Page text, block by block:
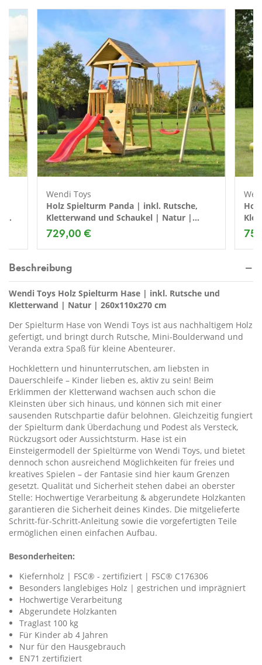
Wendi Toys
Holz Spielturm Panda | inkl. Rutsche,
Kletterwand und Schaukel | Natur |
290x270x270 cm
729,00 €
Beschreibung
Wendi Toys Holz Spielturm Hase | inkl. Rutsche und
Kletterwand | Natur | 260x110x270 cm
Der Spielturm Hase von Wendi Toys ist aus nachhaltigem Holz
gefertigt, und bringt durch Rutsche, Mini-Boulderwand und
Veranda extra Spaß für kleine Abenteurer.
Hochklettern und hinunterrutschen, am liebsten in
Dauerschleife – Kinder lieben es, aktiv zu sein! Beim
Erklimmen der Kletterwand wachsen auch schon die
Kleinsten über sich hinaus, und können sich mit einer
sausenden Rutschpartie dafür belohnen. Gleichzeitig fungiert
der Spielturm dank Überdachung und Podest als Versteck,
Rückzugsort oder Aussichtsturm. Hase ist ein
Einsteigermodell der Spieltürme von Wendi Toys, und bietet
dennoch schon ausreichend Möglichkeiten für freies und
kreatives Spielen – der Fantasie sind hier kaum Grenzen
gesetzt. Qualität und Sicherheit stehen dabei an oberster
Stelle: Hochwertige Verarbeitung & abgerundete Holzkanten
garantieren die Sicherheit deines Kindes. Die mitgelieferte
Schritt-für-Schritt-Anleitung sowie die vorgefertigten Teile
ermöglichen einen einfachen Aufbau.
Besonderheiten:
Kiefernholz | FSC® - zertifiziert | FSC® C176306
Besonders langlebiges Holz | gestrichen und imprägniert
Hochwertige Verarbeitung
Abgerundete Holzkanten
Traglast 100 kg
Für Kinder ab 4 Jahren
Nur für den Hausgebrauch
EN71 zertifiziert